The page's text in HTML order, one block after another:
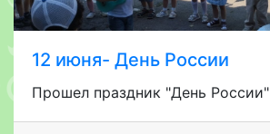
12 июня- День России
Прошел праздник "День России"